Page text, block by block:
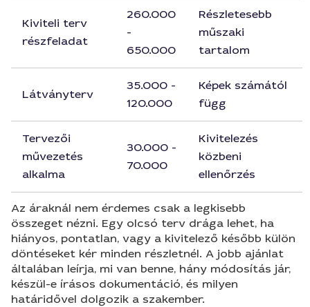
Kiviteli terv
részfeladat
260.000
-
650.000
Részletesebb
műszaki
tartalom
Látványterv
35.000 -
120.000
Képek számától
függ
Tervezői
művezetés
alkalma
30.000 -
70.000
Kivitelezés
közbeni
ellenőrzés
Az áraknál nem érdemes csak a legkisebb
összeget nézni. Egy olcsó terv drága lehet, ha
hiányos, pontatlan, vagy a kivitelező később külön
döntéseket kér minden részletnél. A jobb ajánlat
általában leírja, mi van benne, hány módosítás jár,
készül-e írásos dokumentáció, és milyen
határidővel dolgozik a szakember.